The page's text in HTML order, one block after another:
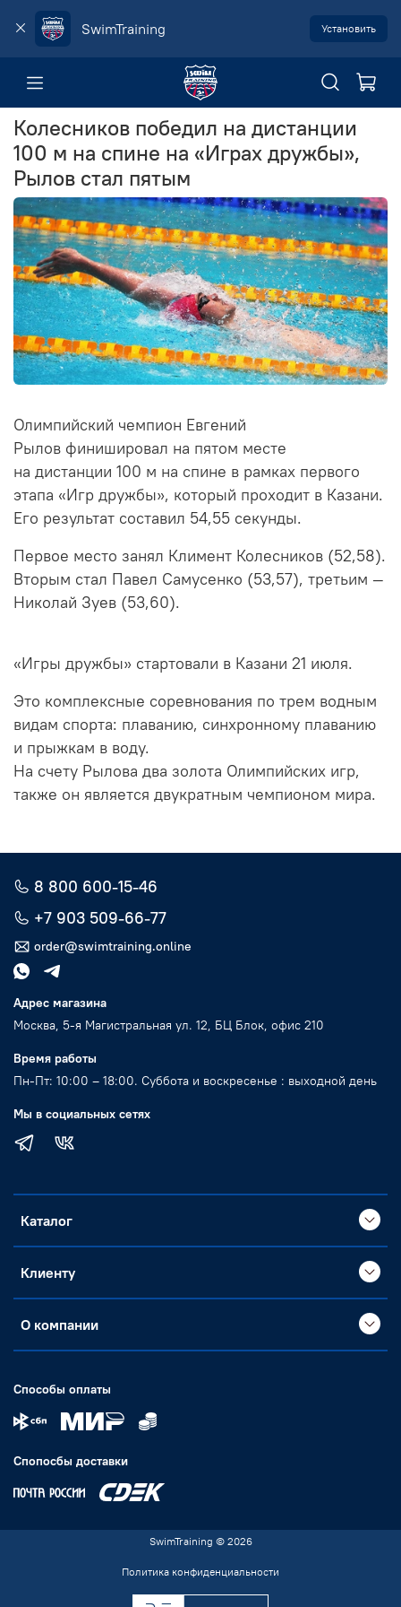
SwimTraining Установить
Колесников победил на дистанции
100 м на спине на «Играх дружбы»,
Рылов стал пятым
Олимпийский чемпион Евгений
Рылов финишировал на пятом месте
на дистанции 100 м на спине в рамках первого
этапа «Игр дружбы», который проходит в Казани.
Его результат составил 54,55 секунды.
Первое место занял Климент Колесников (52,58).
Вторым стал Павел Самусенко (53,57), третьим —
Николай Зуев (53,60).
«Игры дружбы» стартовали в Казани 21 июля.
Это комплексные соревнования по трем водным
видам спорта: плаванию, синхронному плаванию
и прыжкам в воду.
На счету Рылова два золота Олимпийских игр,
также он является двукратным чемпионом мира.
8 800 600-15-46
+7 903 509-66-77
order@swimtraining.online
Адрес магазина
Москва, 5-я Магистральная ул. 12, БЦ Блок, офис 210
Время работы
Пн-Пт: 10:00 – 18:00. Суббота и воскресенье : выходной день
Мы в социальных сетях
Каталог
Клиенту
О компании
Способы оплаты
Спопосбы доставки
SwimTraining © 2026
Политика конфиденциальности